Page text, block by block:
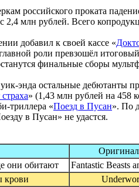
российского проката
с 2,4 млн рублей. Всего
добавил к своей кассе «
роли превзошёл
финальные сборы
энда остальные дебютанты
» (1,43 млн рублей на 458
триллера «Поезд в Пусан». По
в Пусан» не удастся.
они обитают Fantastic Beasts
крови